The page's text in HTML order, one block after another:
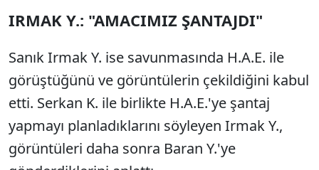
IRMAK Y.: "AMACIMIZ ŞANTAJDI"
Sanık Irmak Y. ise savunmasında H.A.E. ile
görüştüğünü ve görüntülerin çekildiğini kabul
etti. Serkan K. ile birlikte H.A.E.'ye şantaj
yapmayı planladıklarını söyleyen Irmak Y.,
görüntüleri daha sonra Baran Y.'ye